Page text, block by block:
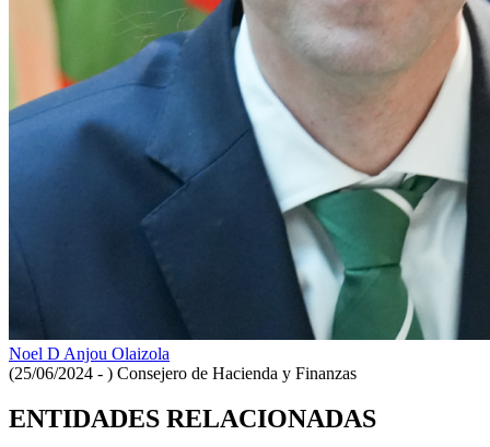
Noel D Anjou Olaizola
(25/06/2024 - ) Consejero de Hacienda y Finanzas
ENTIDADES RELACIONADAS